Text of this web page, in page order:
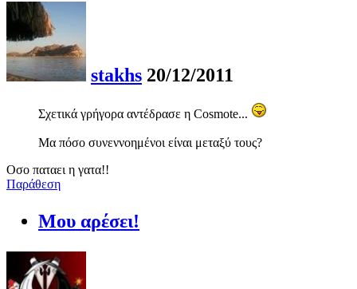
stakhs 20/12/2011
Σχετικά γρήγορα αντέδρασε η Cosmote...
Μα πόσο συνεννοημένοι είναι μεταξύ τους?
Οσο παταει η γατα!!
Παράθεση
Μου αρέσει!